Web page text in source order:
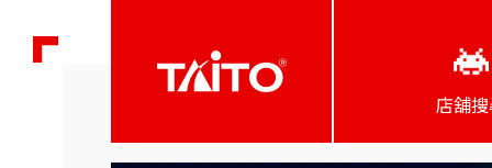
店舖